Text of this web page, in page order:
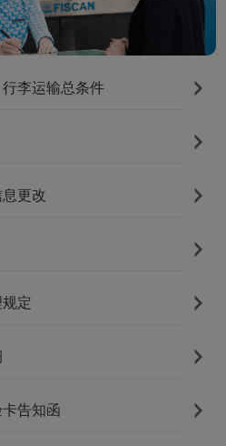
李运输总条件
更改
定
告知函